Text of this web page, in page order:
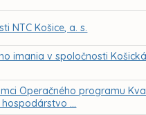
NTC Košice, a. s.
imania v spoločnosti
Operačného programu
...